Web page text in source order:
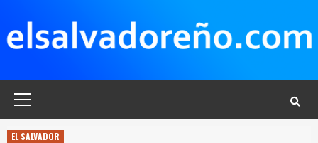
contenido
EL SALVADOR